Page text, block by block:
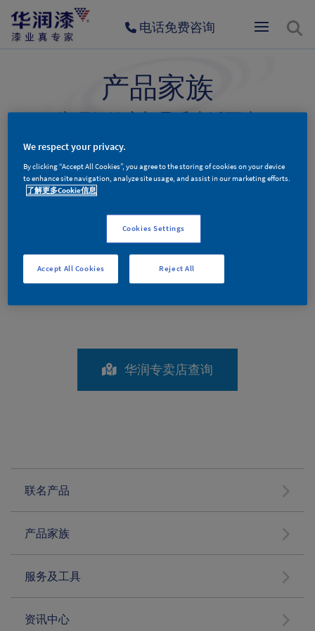
电话免费咨询
产品家族
为环保健康与品质生活而生
墙面漆产品 木器漆产品 辅料产品
墙面漆产品分类
华润专卖店查询
联名产品
产品家族
服务及工具
资讯中心
We respect your privacy.
By clicking “Accept All Cookies”, you agree to the storing of cookies on your device
to enhance site navigation, analyze site usage, and assist in our marketing efforts.
了解更多Cookie信息
Cookies Settings
Reject All
Accept All Cookies